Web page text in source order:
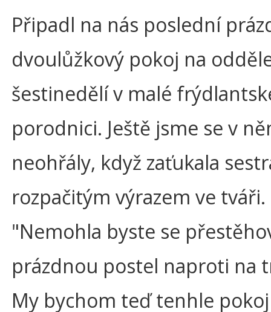
Připadl na nás poslední
dvoulůžkový pokoj na
šestinedělí v malé
porodnici. Ještě jsme se v
neohřály, když zaťukala
rozpačitým výrazem ve tváři.
"Nemohla byste se
prázdnou postel naproti na
My bychom teď tenhle pokoj